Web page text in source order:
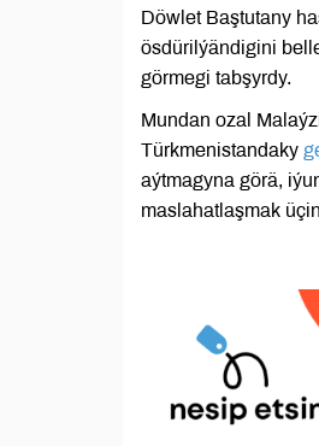
Döwlet Baştutany
ösdürilýändigini
görmegi tabşyrdy.
Mundan ozal
Türkmenistandaky
aýtmagyna görä,
maslahatlaşmak